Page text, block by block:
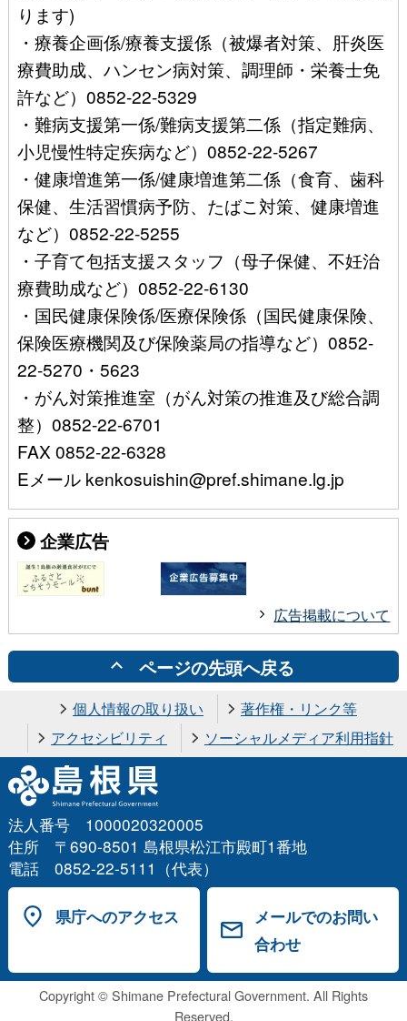
ります)
・療養企画係/療養支援係（被爆者対策、肝炎医
療費助成、ハンセン病対策、調理師・栄養士免
許など）0852-22-5329
・難病支援第一係/難病支援第二係（指定難病、
小児慢性特定疾病など）0852-22-5267
・健康増進第一係/健康増進第二係（食育、歯科
保健、生活習慣病予防、たばこ対策、健康増進
など）0852-22-5255
・子育て包括支援スタッフ（母子保健、不妊治
療費助成など）0852-22-6130
・国民健康保険係/医療保険係（国民健康保険、
保険医療機関及び保険薬局の指導など）0852-
22-5270・5623
・がん対策推進室（がん対策の推進及び総合調
整）0852-22-6701
FAX 0852-22-6328
Eメール kenkosuishin@pref.shimane.lg.jp
企業広告
広告掲載について
ページの先頭へ戻る
個人情報の取り扱い
著作権・リンク等
アクセシビリティ
ソーシャルメディア利用指針
法人番号 1000020320005
住所 〒690-8501 島根県松江市殿町1番地
電話 0852-22-5111（代表）
県庁へのアクセス
メールでのお問い
合わせ
Copyright © Shimane Prefectural Government. All Rights
Reserved.